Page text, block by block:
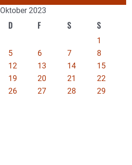
Oktober 2023
D F S S
1
5 6 7
8
12 13 14
15
19 20 21
22
26 27 28
29